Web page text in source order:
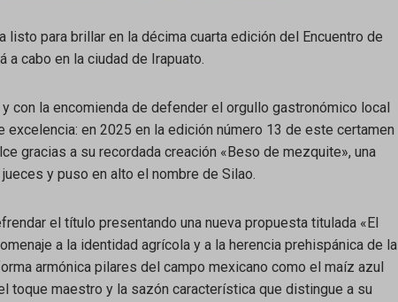
listo para brillar en la décima cuarta edición del Encuentro de
a cabo en la ciudad de Irapuato.
con la encomienda de defender el orgullo gastronómico local
en 2025 en la edición número 13 de este certamen
gracias a su recordada creación «Beso de mezquite», una
y puso en alto el nombre de Silao.
el título presentando una nueva propuesta titulada «El
a la identidad agrícola y a la herencia prehispánica de la
armónica pilares del campo mexicano como el maíz azul
toque maestro y la sazón característica que distingue a su